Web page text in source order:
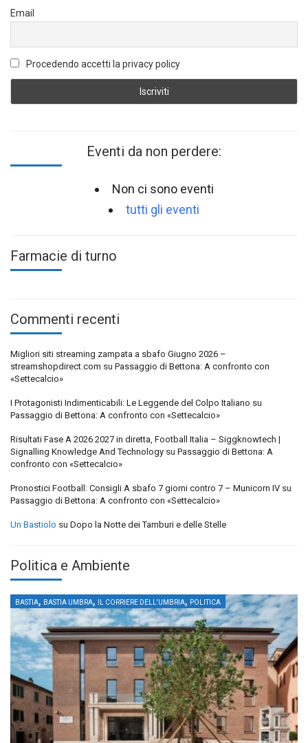
Email
Procedendo accetti la privacy policy
Eventi da non perdere:
Non ci sono eventi
tutti gli eventi
Farmacie di turno
Commenti recenti
Migliori siti streaming zampata a sbafo Giugno 2026 –
streamshopdirect.com su Passaggio di Bettona: A confronto con
«Settecalcio»
I Protagonisti Indimenticabili: Le Leggende del Colpo Italiano su
Passaggio di Bettona: A confronto con «Settecalcio»
Risultati Fase A 2026 2027 in diretta, Football Italia – Siggknowtech |
Signalling Knowledge And Technology su Passaggio di Bettona: A
confronto con «Settecalcio»
Pronostici Football: Consigli A sbafo 7 giorni contro 7 – Municorn IV su
Passaggio di Bettona: A confronto con «Settecalcio»
Un Bastiolo su Dopo la Notte dei Tamburi e delle Stelle
Politica e Ambiente
BASTIA, BASTIA UMBRA, IL CORRIERE DELL'UMBRIA, POLITICA